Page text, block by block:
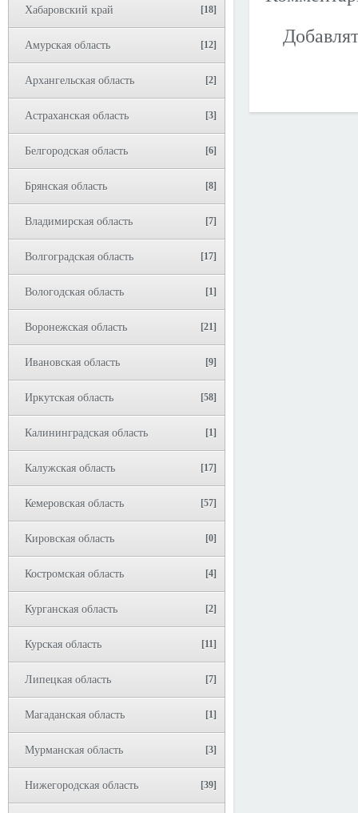
Хабаровский край [18]
Амурская область [12]
Архангельская область [2]
Астраханская область [3]
Белгородская область [6]
Брянская область [8]
Владимирская область [7]
Волгоградская область [17]
Вологодская область [1]
Воронежская область [21]
Ивановская область [9]
Иркутская область [58]
Калининградская область [1]
Калужская область [17]
Кемеровская область [57]
Кировская область [0]
Костромская область [4]
Курганская область [2]
Курская область [11]
Липецкая область [7]
Магаданская область [1]
Мурманская область [3]
Нижегородская область [39]